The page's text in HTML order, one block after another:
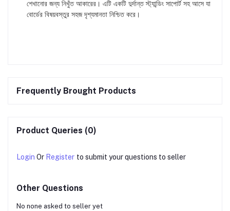
শেখানোর জন্য নিখুঁত আকারের। এটি একটি দুর্দান্ত স্ট্যান্ডিং সাপোর্ট সহ আসে যা
বোর্ডের বিষয়বস্তুর সহজ দৃশ্যমানতা নিশ্চিত করে।
Frequently Brought Products
Product Queries (0)
Login Or Register to submit your questions to seller
Other Questions
No none asked to seller yet